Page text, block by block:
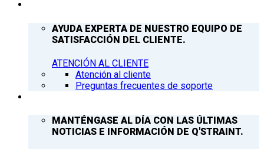
AYUDA EXPERTA DE NUESTRO EQUIPO DE
SATISFACCIÓN DEL CLIENTE.
ATENCIÓN AL CLIENTE
Atención al cliente
Preguntas frecuentes de soporte
MANTÉNGASE AL DÍA CON LAS ÚLTIMAS
NOTICIAS E INFORMACIÓN DE Q'STRAINT.